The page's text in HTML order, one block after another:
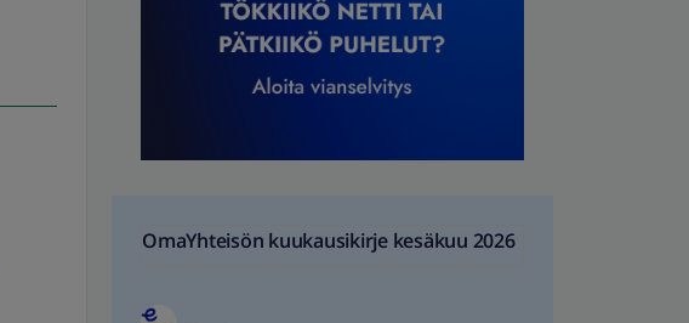
OmaYhteisön kuukausikirje kesäkuu 2026